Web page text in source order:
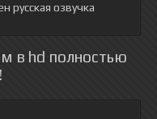
русская озвучка
в hd полностью